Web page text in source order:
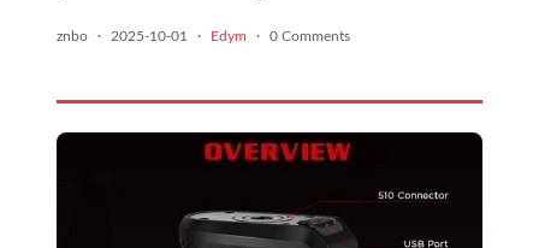
znbo · 2025-10-01 · Edym · 0 Comments